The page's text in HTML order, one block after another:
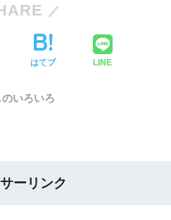
はてブ LINE
いろいろ
ーリンク